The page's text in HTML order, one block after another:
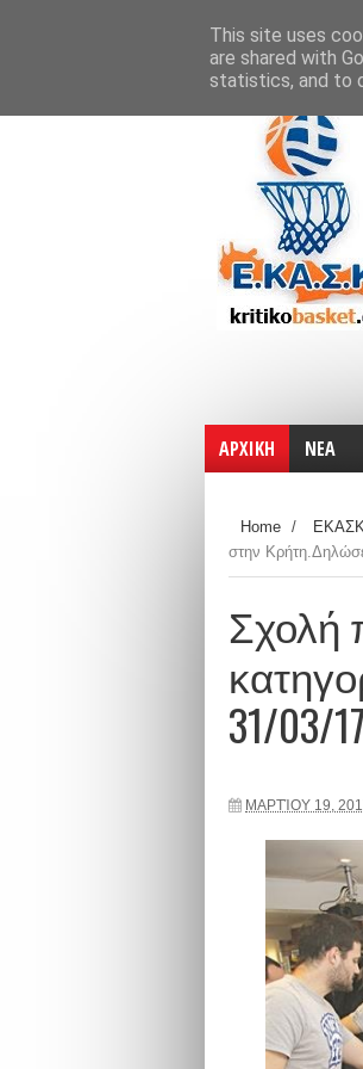
ΑΡΧΙΚΗ ΝΕΑ
Home /
στην
Σχολή
31/03/
ΜΑΡΤΊΟΥ 19,
This site uses
are shared with
statistics, and to